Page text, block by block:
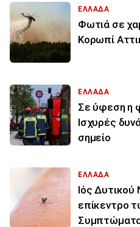
ΕΛΛΑΔΑ
Φωτιά σε
Κορωπί
ΕΛΛΑΔΑ
Σε ύφεση η
Ισχυρές
σημείο
ΕΛΛΑΔΑ
Ιός Δυτικού
επίκεντρο